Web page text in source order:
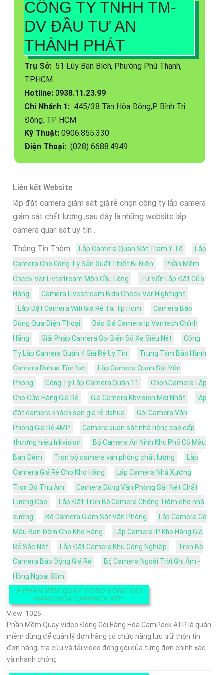
CÔNG TY TNHH TM-
DV ĐẦU TƯ AN
THÀNH PHÁT
Trụ Sở: 51 Lũy Bán Bích, Phường Phú Thạnh,
TP.HCM
Hotline: 0938.11.23.99
Chi Nhánh 1: 445/38 Tân Hòa Đông,P. Bình Trị
Đông, TP. HCM
Kỹ Thuật: 0906.855.330
Điện Thoại: (028) 6688.4949
Liên kết Website
lắp đặt camera giám sát giá rẻ chọn công ty lắp camera
giám sát chất lượng ,sau đây là những website lắp
camera quan sát uy tín .
Thông Tin Thêm:
Lắp Camera Quan Sát Trạm Y Tế
Lắp
Camera Cho Công Ty Sản Xuất Thiết Bị Điện
Phần Mềm
Check Var Livestream Môn Cầu Lông
Tư Vấn Lắp Đặt Cửa
Hàng
Camera Livestream Bida Check Var Hightlight
Lắp Đặt Camera Wifi Giá Rẻ Tại Tp Hcm
Camera Báo
Động Qua Điện Thoại
Báo Giá Camera Ip Vantech Chính
Hãng
Giải Pháp Camera Soi Biển Số Xe Siêu Nét
Công
Ty Lắp Camera Quận 4 Giá Rẻ Uy Tín
Trung Tâm Bảo Hành
Camera Dahua Tận Nơi
Lắp Camera Quan Sát Văn
Phòng
Công Ty Lắp Camera Quận 11
Chọn Camera Lắp
Cho Cửa Hàng Giá Rẻ
Giá Camera Kbvision Mới Nhất
lắp
đặt camera khách sạn giá rẻ dahua
Gói Camera Văn
Phòng Giá Rẻ 4MP
Camera quan sát nhà riêng cao cấp
thương hiệu hikvision
Bộ Camera An Ninh Khu Phố Có Màu
Ban Đêm
Trọn bộ camera văn phòng chất lượng
Lắp
Camera Giá Rẻ Cho Kho Hàng
Lắp Camera Nhà Xưởng
Trọn Bộ Thu Âm
Camera Dùng Văn Phòng Sắt Nét Chất
Lượng Cao
Lắp Đặt Trọn Bộ Camera Chống Trộm cho nhà
xưởng
Bộ Camera Giám Sát Văn Phòng
Lắp Camera Có
Màu Ban Đêm Cho Kho Hàng
Lắp Camera IP Kho Hàng Giá
Rẻ Sắc Nét
Lắp Đặt Camera Khu Công Nghiệp
Trọn Bộ
Camera Báo Động Giá Rẻ
Bộ Camera Ngoài Trời Ghi Âm -
Hồng Ngoại 80m
➤ PHẦN MỀM QUAY VIDEO ĐÓNG GÓI
HÀNG HÓA CAMPACK ATP
View: 1025.
Phần Mềm Quay Video Đóng Gói Hàng Hóa CamPack ATP là quàn
mềm dùng để quản lý đơn hàng có chức năng lưu trữ thôn tin
đơn hàng, tra cứu và tải video đóng gói của từng đơn chính xác
và nhanh chóng